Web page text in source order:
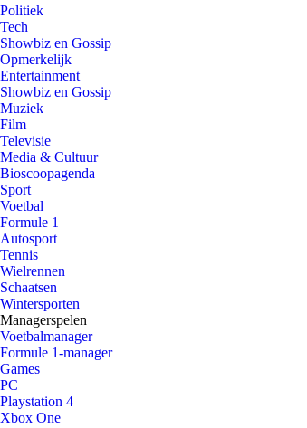
Politiek
Tech
Showbiz en Gossip
Opmerkelijk
Entertainment
Showbiz en Gossip
Muziek
Film
Televisie
Media & Cultuur
Bioscoopagenda
Sport
Voetbal
Formule 1
Autosport
Tennis
Wielrennen
Schaatsen
Wintersporten
Managerspelen
Voetbalmanager
Formule 1-manager
Games
PC
Playstation 4
Xbox One